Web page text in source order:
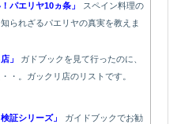
パエリヤ10ヵ条」
スペイン料理の
られざるパエリヤの真実を教えま
」 ガドブックを見て行ったのに、
・。ガックリ店のリストです。
証シリーズ」 ガイドブックでお勧